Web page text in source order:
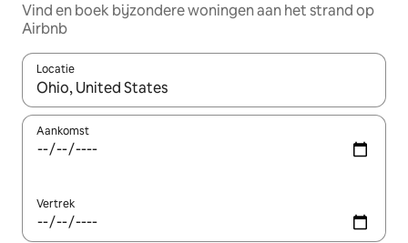
Vind en boek bijzondere woningen aan het strand op
Airbnb
Locatie
Wanneer er suggesties beschikbaar zijn, maak je een keuze
Aankomst
Vertrek